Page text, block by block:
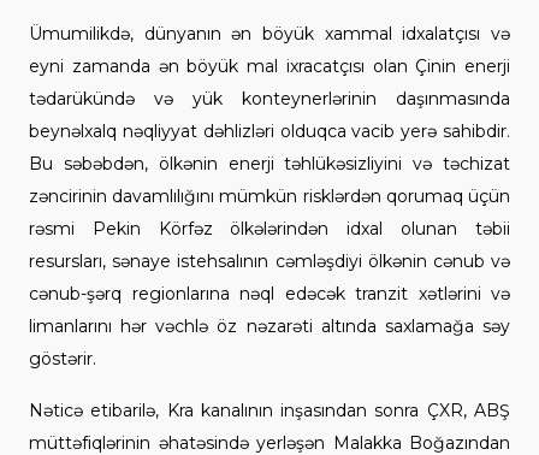
Ümumilikdə, dünyanın ən böyük xammal idxalatçısı və
eyni zamanda ən böyük mal ixracatçısı olan Çinin enerji
tədarükündə və yük konteynerlərinin daşınmasında
beynəlxalq nəqliyyat dəhlizləri olduqca vacib yerə sahibdir.
Bu səbəbdən, ölkənin enerji təhlükəsizliyini və təchizat
zəncirinin davamlılığını mümkün risklərdən qorumaq üçün
rəsmi Pekin Körfəz ölkələrindən idxal olunan təbii
resursları, sənaye istehsalının cəmləşdiyi ölkənin cənub və
cənub-şərq regionlarına nəql edəcək tranzit xətlərini və
limanlarını hər vəchlə öz nəzarəti altında saxlamağa səy
göstərir.
Nəticə etibarilə, Kra kanalının inşasından sonra ÇXR, ABŞ
müttəfiqlərinin əhatəsində yerləşən Malakka Boğazından